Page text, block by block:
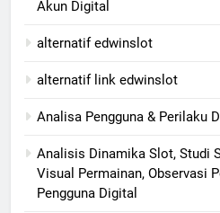
Akun Digital
alternatif edwinslot
alternatif link edwinslot
Analisa Pengguna & Perilaku
Analisis Dinamika Slot, Studi
Visual Permainan, Observasi
Pengguna Digital